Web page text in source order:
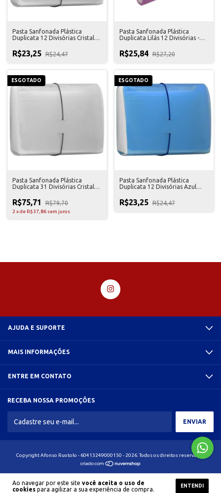
Ao navegar por este site você aceita o uso de
cookies para agilizar a sua experiência de compra.
ENTENDI
Pasta Sanfonada Plástica
Duplicata 12 Divisórias Cristal
R$23,25 R$24,47
Pasta Sanfonada Plástica
Duplicata Lilás 12 Divisórias -
R$25,84 R$27,20
ESGOTADO
Pasta Sanfonada Plástica
Duplicata 31 Divisórias Cristal
R$75,71 R$79,70
2 xde R$37,86 sem juros
ESGOTADO
Pasta Sanfonada Plástica
Duplicata 12 Divisórias Azul
R$23,25 R$24,47
AJUDA E SUPORTE
MAIS INFORMAÇÕES
ENTRE EM CONTATO
RECEBA NOSSA PROMOÇÕES
Copyright Afonso Ruotolo - 60413249000150 - 2026. Todos os direitos reservados.